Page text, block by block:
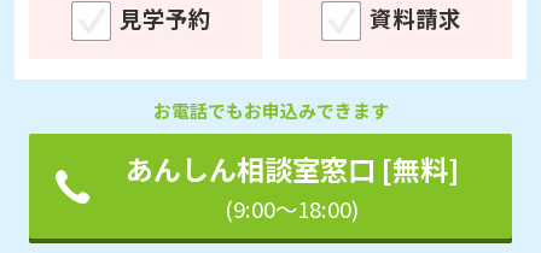
見学予約 資料請求
お電話でもお申込みできます
あんしん相談室窓口 [無料]
(9:00～18:00)